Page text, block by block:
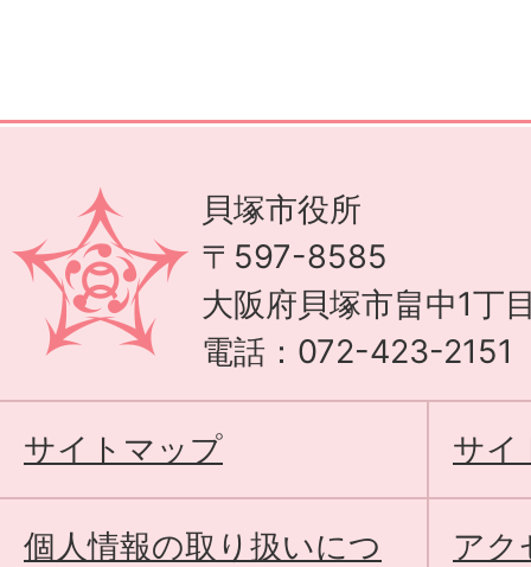
貝塚市役所
〒597-8585
大阪府貝塚市畠中1丁
電話：072-423-2151
サイトマップ サイ
個人情報の取り扱いにつ
アク